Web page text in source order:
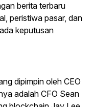
berita terbaru
peristiwa pasar, dan
keputusan
dipimpin oleh CEO
adalah CFO Sean